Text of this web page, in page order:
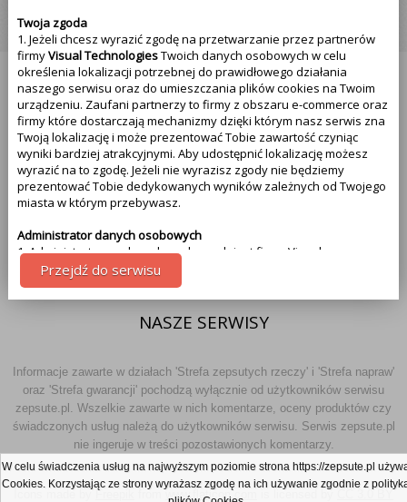
Twoja zgoda
1. Jeżeli chcesz wyrazić zgodę na przetwarzanie przez partnerów
firmyVisual TechnologiesTwoich danych osobowych w celu
określenia lokalizacji potrzebnej do prawidłowego działania
naszego serwisu oraz do umieszczania plików cookies na Twoim
urządzeniu. Zaufani partnerzy to firmy z obszaru e-commerce oraz
firmy które dostarczają mechanizmy dzięki którym nasz serwis zna
Twoją lokalizację i może prezentować Tobie zawartość czyniąc
wyniki bardziej atrakcyjnymi. Aby udostępnić lokalizację możesz
wyrazić na to zgodę. Jeżeli nie wyrazisz zgody nie będziemy
prezentować Tobie dedykowanych wyników zależnych od Twojego
miasta w którym przebywasz.
Administrator danych osobowych
1. Administratorem danych osobowych jest firma Visual
Technologies, więcej informacji na temat naszej firmy znajdziesz na
samym dole strony - klikając na link kontakt. Pamiętaj że Twoja
zgoda może być w każdej chwili cofnięta. Jeżeli wyrażasz zgodę, o
którą wyżej prosimy, administratorami Twoich danych osobowych
będą także partnerzy. Lista partnerów jest dostępna w polityce
Cel przetwarzania danych
1.Celem przetwarzania danych jest dostosowanie treści serwisu do
tego co aktualnie oglądasz. Więcej szczegółowych informacji
odnajdziesz w polityce prywatności naszego serwisu na samym
dole - link polityka prywatności.
Uprawnienia z tytułu przetwarzania danych
Przysługują Tobie następujące uprawnienia z tytułu przetwarzania
Przejdź do serwisu
W celu świadczenia usług na najwyższym poziomie strona https://zepsute.pl
Cookies. Korzystając ze strony wyrażasz zgodę na ich używanie zgodnie z
ZEPSUTE.PL
REKLAMA
SOCIAL MEDIA
DLA FACHOWCÓW
DLA UŻYTKOWNIKÓW
NASZE SERWISY
Informacje zawarte w działach 'Strefa zepsutych rzeczy' i 'Strefa napraw'
oraz 'Strefa gwarancji' pochodzą wyłącznie od użytkowników serwisu
zepsute.pl. Wszelkie zawarte w nich komentarze, oceny produktów czy
świadczonych usług należą do użytkowników serwisu. Serwis zepsute.pl
nie ingeruje w treści pozostawionych komentarzy.
Freepik www.flaticon.com